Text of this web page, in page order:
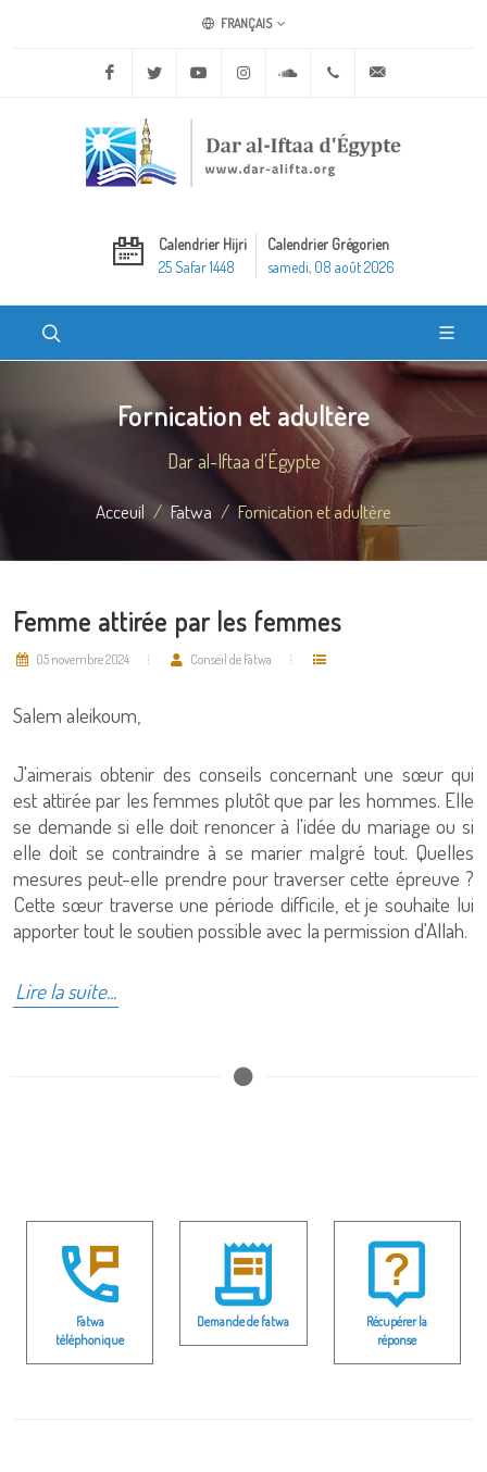
FRANÇAIS
Facebook Twitter Youtube Instagram Soundcloud+20 2 25970400
Calendrier Hijri
25 Safar 1448
Calendrier Grégorien
samedi, 08 août 2026
Fornication et adultère
Dar al-Iftaa d'Égypte
Acceuil Fatwa Fornication et adultère
Femme attirée par les femmes
05 novembre 2024 Conseil de Fatwa
Salem aleikoum,
J'aimerais obtenir des conseils concernant une sœur qui
est attirée par les femmes plutôt que par les hommes. Elle
se demande si elle doit renoncer à l'idée du mariage ou si
elle doit se contraindre à se marier malgré tout. Quelles
mesures peut-elle prendre pour traverser cette épreuve ?
Cette sœur traverse une période difficile, et je souhaite lui
apporter tout le soutien possible avec la permission d'Allah.
Lire la suite...
Fatwa
téléphonique
Demande de fatwa
Récupérer la
réponse